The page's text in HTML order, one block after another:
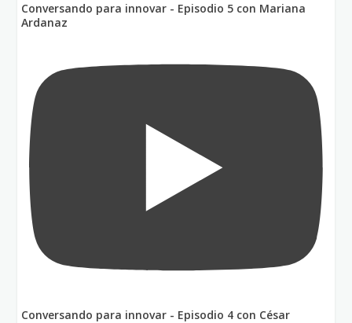
Conversando para innovar - Episodio 5 con Mariana
Ardanaz
Conversando para innovar - Episodio 4 con César